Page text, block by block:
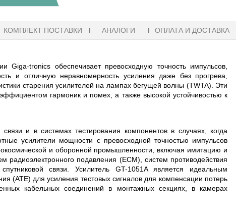
КОМПЛЕКТ ПОСТАВКИ АНАЛОГИ ОПЛАТА И ДОСТАВКА
Giga-tronics обеспечивает превосходную точность импульсов,
и отличную неравномерность усиления даже без прогрева,
старения усилителей на лампах бегущей волны (TWTA). Эти
гармоник и помех, а также высокой устойчивостью к
и в системах тестирования компонентов в случаях, когда
усилители мощности с превосходной точностью импульсов
и оборонной промышленности, включая имитацию и
радиоэлектронного подавления (ECM), систем противодействия
связи. Усилитель GT-1051A является идеальным
(ATE) для усиления тестовых сигналов для компенсации потерь
кабельных соединений в монтажных секциях, в камерах